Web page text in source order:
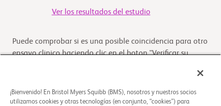
Ver los resultados del estudio
Puede comprobar si es una posible coincidencia para otro
ensayo clinico haciendo clic en el boton "Verificar su
Verifique su elegibilidad
¡Bienvenido! En Bristol Myers Squibb (BMS), nosotros y nuestros socios
utilizamos cookies y otras tecnologías (en conjunto, “cookies”) para